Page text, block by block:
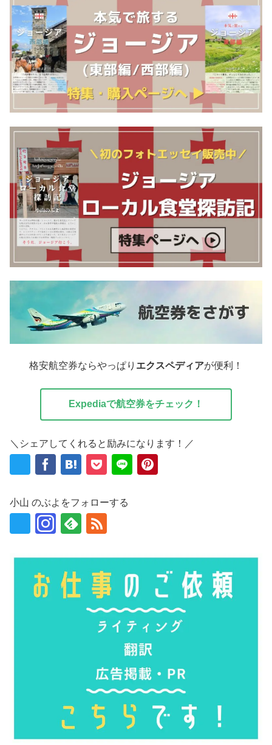
格安航空券ならやっぱり エクスペディアが便利！
Expediaで航空券をチェック！
＼シェアしてくれると励みになります！／
小山 のぶよをフォローする